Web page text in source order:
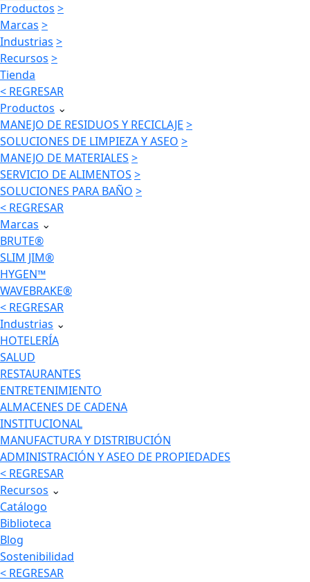
Productos >
Marcas >
Industrias >
Recursos >
Tienda
< REGRESAR
Productos ⌄
MANEJO DE RESIDUOS Y RECICLAJE >
SOLUCIONES DE LIMPIEZA Y ASEO >
MANEJO DE MATERIALES >
SERVICIO DE ALIMENTOS >
SOLUCIONES PARA BAÑO >
< REGRESAR
Marcas ⌄
BRUTE®
SLIM JIM®
HYGEN™
WAVEBRAKE®
< REGRESAR
Industrias ⌄
HOTELERÍA
SALUD
RESTAURANTES
ENTRETENIMIENTO
ALMACENES DE CADENA
INSTITUCIONAL
MANUFACTURA Y DISTRIBUCIÓN
ADMINISTRACIÓN Y ASEO DE PROPIEDADES
< REGRESAR
Recursos ⌄
Catálogo
Biblioteca
Blog
Sostenibilidad
< REGRESAR